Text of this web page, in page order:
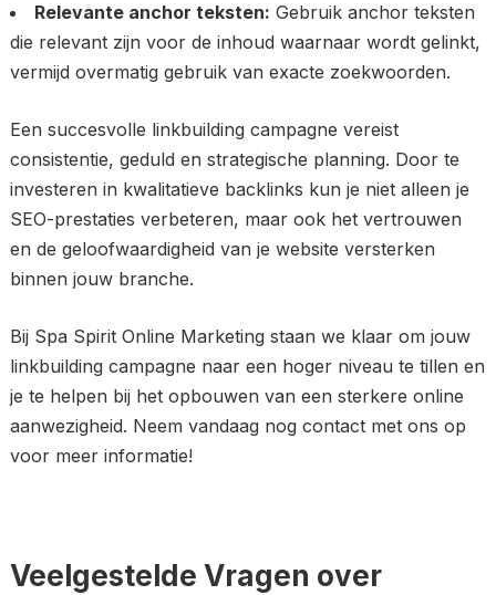
Relevante anchor teksten: Gebruik anchor teksten
die relevant zijn voor de inhoud waarnaar wordt gelinkt,
vermijd overmatig gebruik van exacte zoekwoorden.
Een succesvolle linkbuilding campagne vereist
consistentie, geduld en strategische planning. Door te
investeren in kwalitatieve backlinks kun je niet alleen je
SEO-prestaties verbeteren, maar ook het vertrouwen
en de geloofwaardigheid van je website versterken
binnen jouw branche.
Bij Spa Spirit Online Marketing staan we klaar om jouw
linkbuilding campagne naar een hoger niveau te tillen en
je te helpen bij het opbouwen van een sterkere online
aanwezigheid. Neem vandaag nog contact met ons op
voor meer informatie!
Veelgestelde Vragen over